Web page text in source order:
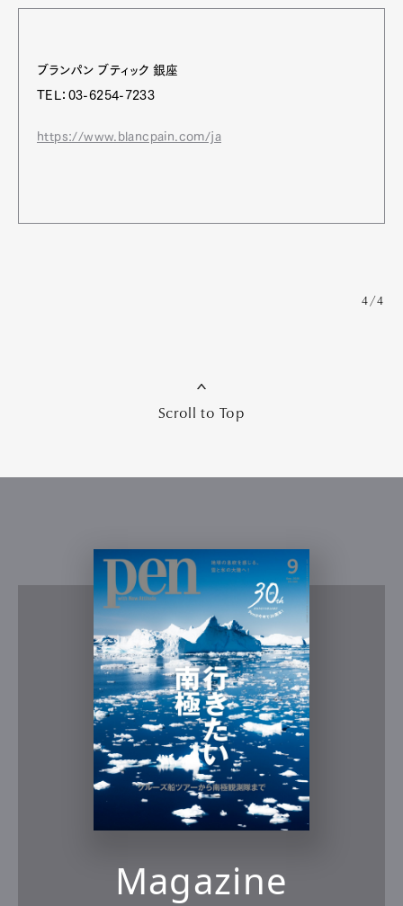
ブランパン ブティック 銀座
TEL：03-6254-7233
https://www.blancpain.com/ja
4/4
Scroll to Top
Magazine